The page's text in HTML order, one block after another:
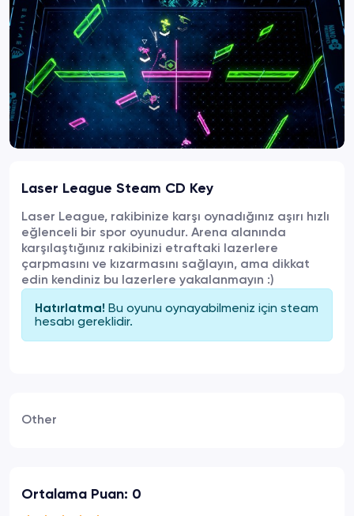
Laser League Steam CD Key
Laser League, rakibinize karşı oynadığınız aşırı hızlı
eğlenceli bir spor oyunudur. Arena alanında
karşılaştığınız rakibinizi etraftaki lazerlere
çarpmasını ve kızarmasını sağlayın, ama dikkat
edin kendiniz bu lazerlere yakalanmayın :)
Hatırlatma! Bu oyunu oynayabilmeniz için steam
hesabı gereklidir.
Other
Ortalama Puan: 0